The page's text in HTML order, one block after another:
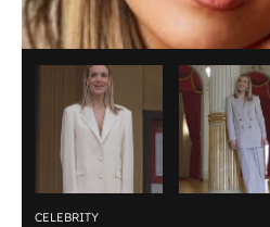
CELEBRITY